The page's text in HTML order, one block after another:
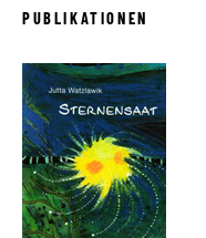
PUBLIKATIONEN